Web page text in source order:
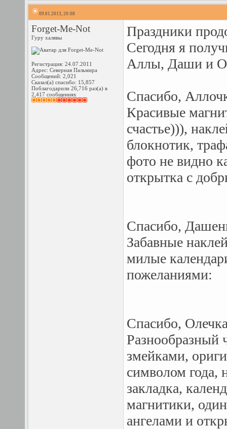
09.01.2013, 20:08
Forget-Me-Nоt
Гуру халявы
Регистрация: 24.07.2011
Адрес: Северная Пальмира
Сообщений: 2,021
Сказал(а) спасибо: 15,857
Поблагодарили 26,716 раз(а) в
2,417 сообщениях
Праздники
Сегодня я
Аллы, Даши и
Спасибо,
Красивые
счастье))),
блокнотик,
фото не видно
открытка с
Спасибо,
Забавные
милые
пожеланиями:
Спасибо,
Разнообразный
змейками,
символом года,
закладка,
магнитики,
ангелами и